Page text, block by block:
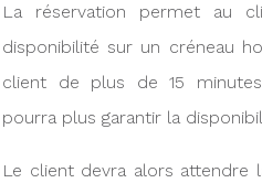
La réservation permet au
disponibilité sur un créneau
client de plus de 15
pourra plus garantir la
Le client devra alors attendre